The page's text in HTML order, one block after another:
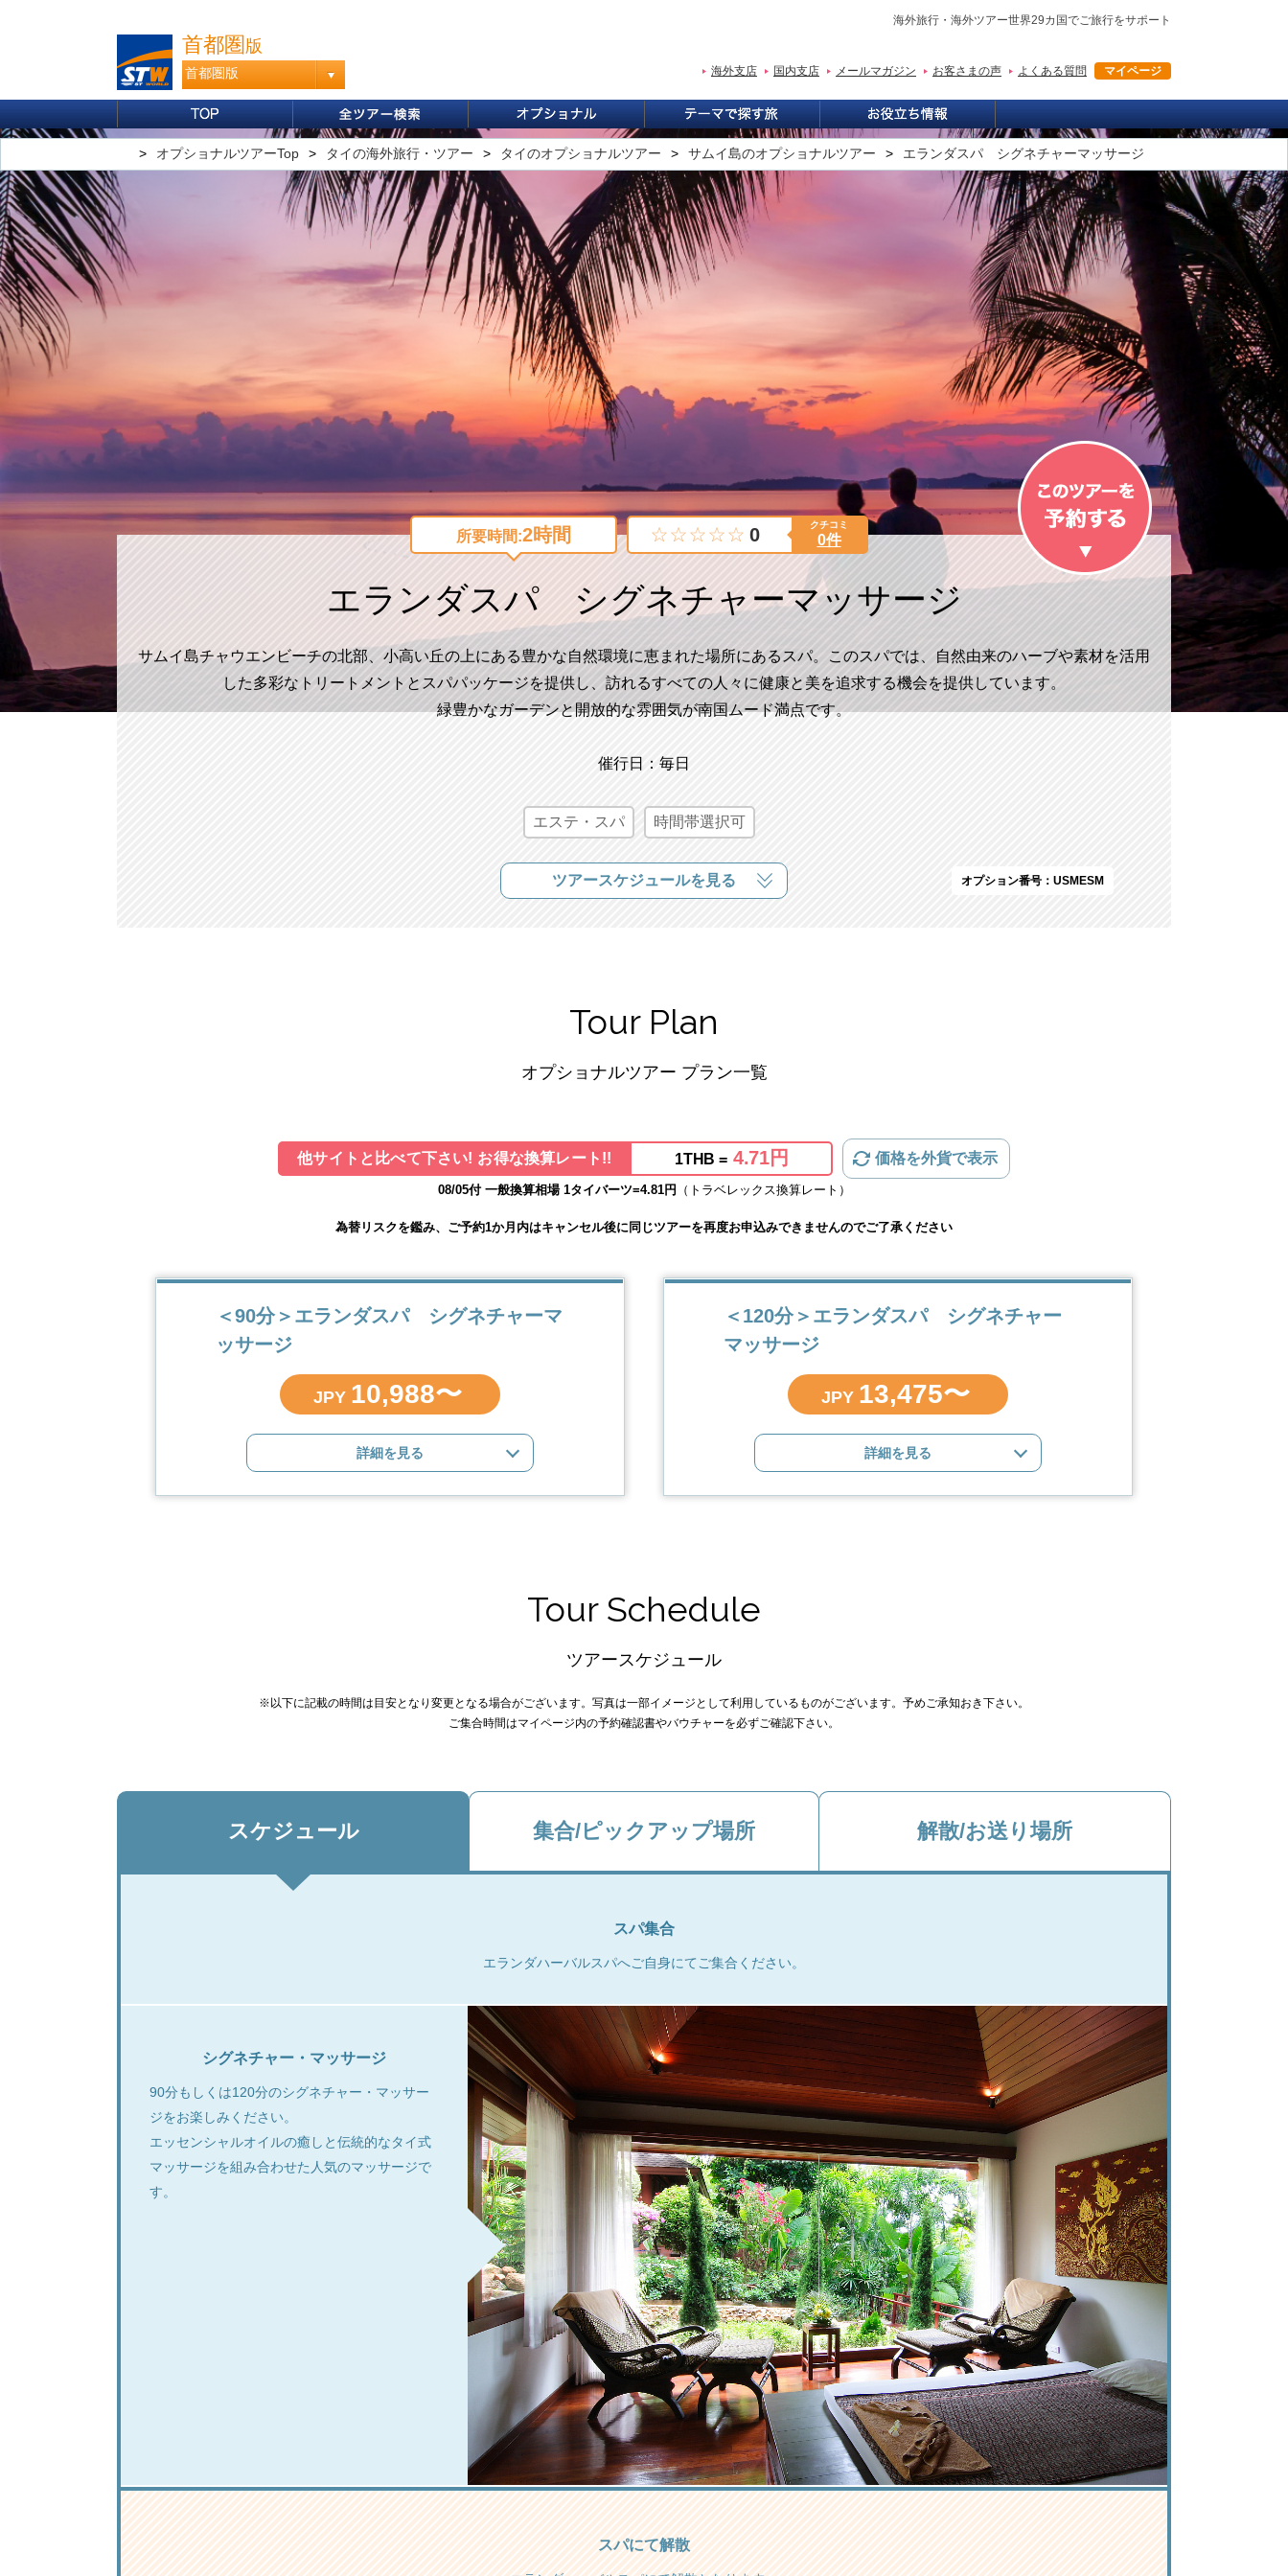
首都圏 版
首都圏版
海外旅行・海外ツアー世界29カ国でご旅行をサポート
海外支店 国内支店 メールマガジン お客さまの声 よくある質問 マイページ
オプショナルツアーTop タイの海外旅行・ツアー タイのオプショナルツアー サムイ島のオプショナルツアー エランダスパ シグネチャーマッサージ
エランダスパ シグネチャーマッサージ
サムイ島チャウエンビーチの北部、小高い丘の上にある豊かな自然環境に恵まれた場所にあるスパ。このスパでは、自然由来のハーブや素材を活用
した多彩なトリートメントとスパパッケージを提供し、訪れるすべての人々に健康と美を追求する機会を提供しています。
緑豊かなガーデンと開放的な雰囲気が南国ムード満点です。
催行日：毎日
エステ・スパ 時間帯選択可
ツアースケジュールを見る オプション番号：USMESM
所要時間:2時間 0 クチコミ
0件
Tour Plan
オプショナルツアー プラン一覧
他サイトと比べて下さい! お得な換算レート!! 1THB = 4.71円 価格を外貨で表示
08/05付 一般換算相場 1タイバーツ=4.81円 （トラベレックス換算レート）
為替リスクを鑑み、ご予約1か月内はキャンセル後に同じツアーを再度お申込みできませんのでご了承ください
＜90分＞エランダスパ シグネチャーマ
ッサージ
JPY 10,988〜
詳細を見る
＜120分＞エランダスパ シグネチャー
マッサージ
JPY 13,475〜
詳細を見る
Tour Schedule
ツアースケジュール
※以下に記載の時間は目安となり変更となる場合がございます。写真は一部イメージとして利用しているものがございます。予めご承知おき下さい。
ご集合時間はマイページ内の予約確認書やバウチャーを必ずご確認下さい。
スケジュール 集合/ピックアップ場所 解散/お送り場所
スパ集合
エランダハーバルスパへご自身にてご集合ください。
シグネチャー・マッサージ
90分もしくは120分のシグネチャー・マッサー
ジをお楽しみください。
エッセンシャルオイルの癒しと伝統的なタイ式
マッサージを組み合わせた人気のマッサージで
す。
スパにて解散